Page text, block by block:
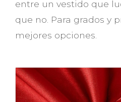
entre un vestido que
que no. Para grados y
mejores opciones.